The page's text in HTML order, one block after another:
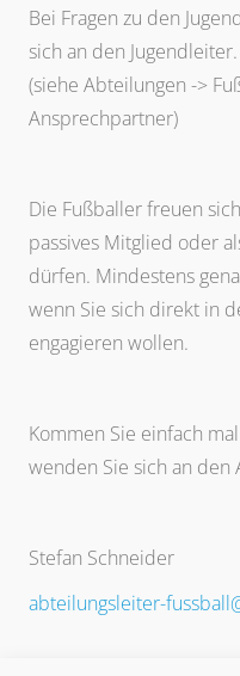
Bei Fragen zu den
sich an den Jugendleiter.
(siehe Abteilungen ->
Ansprechpartner)
Die Fußballer freuen
passives Mitglied oder
dürfen. Mindestens
wenn Sie sich direkt in
engagieren wollen.
Kommen Sie einfach
wenden Sie sich an den
Stefan Schneider
abteilungsleiter-